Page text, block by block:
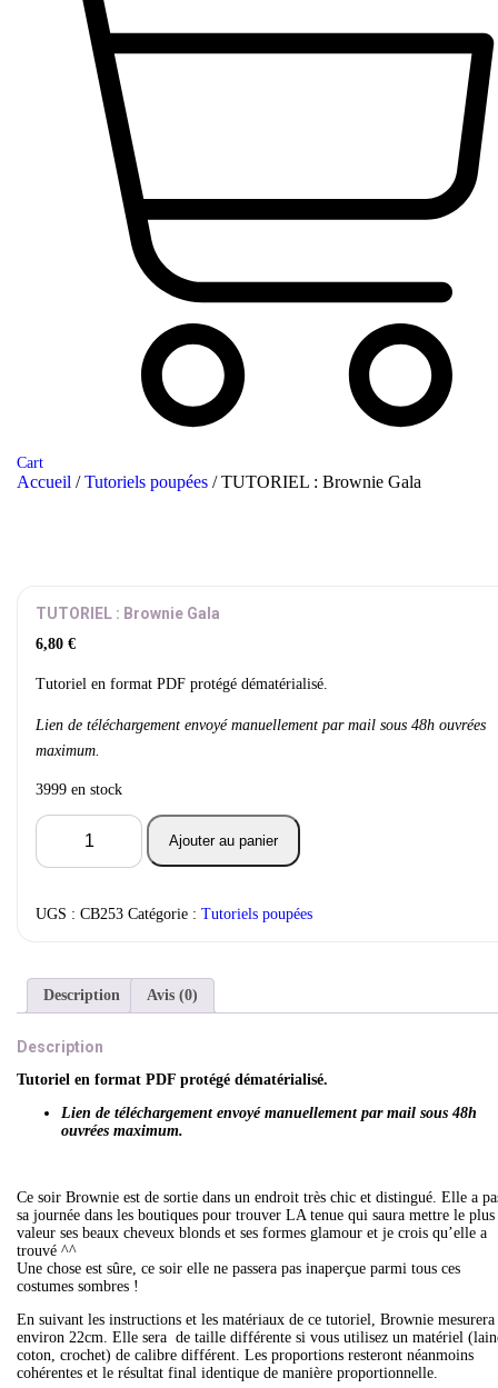
Cart
Accueil /Tutoriels poupées / TUTORIEL : Brownie Gala
TUTORIEL : Brownie Gala
6,80 €
Tutoriel en format PDF protégé dématérialisé.
Lien de téléchargement envoyé manuellement par mail sous 48h ouvrées
maximum.
3999 en stock
quantité
TUTORIEL
Gala
Ajouter au panier
UGS : CB253 Catégorie : Tutoriels poupées
Description Avis (0)
Description
Tutoriel en format PDF protégé dématérialisé.
Lien de téléchargement envoyé manuellement par mail sous 48h
ouvrées maximum.
Ce soir Brownie est de sortie dans un endroit très chic et distingué. Elle a
sa journée dans les boutiques pour trouver LA tenue qui saura mettre le plus
valeur ses beaux cheveux blonds et ses formes glamour et je crois qu’elle a
trouvé ^^
Une chose est sûre, ce soir elle ne passera pas inaperçue parmi tous ces
costumes sombres !
En suivant les instructions et les matériaux de ce tutoriel, Brownie mesurera
environ 22cm. Elle sera de taille différente si vous utilisez un matériel
coton, crochet) de calibre différent. Les proportions resteront néanmoins
cohérentes et le résultat final identique de manière proportionnelle.